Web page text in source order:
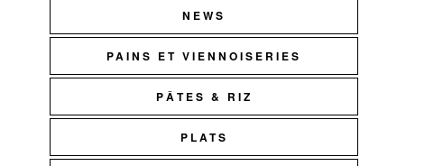
NEWS
PAINS ET VIENNOISERIES
PÂTES & RIZ
PLATS